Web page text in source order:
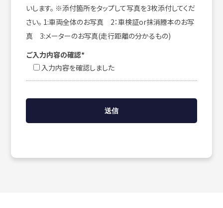
いします。 ※添付箇所をタップして写真を3枚添付してくだ
さい。 1:車両全体のお写真 2：車検証or抹消謄本のお写
真 3:メーターのお写真(走行距離の分かるもの)
ご入力内容の確認*
入力内容を確認しました